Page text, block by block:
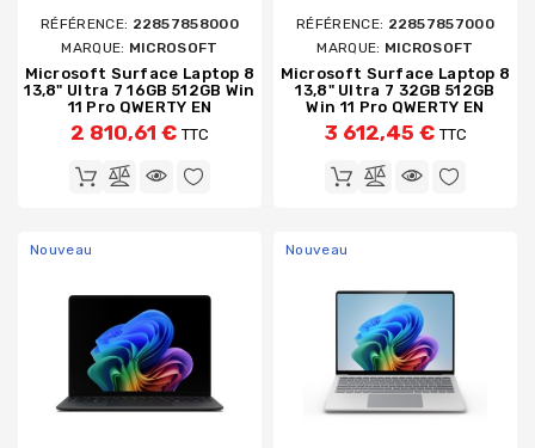
RÉFÉRENCE: 22857858000
MARQUE: MICROSOFT
Microsoft Surface Laptop 8
13,8" Ultra 7 16GB 512GB Win
11 Pro QWERTY EN
2 810,61 € TTC
RÉFÉRENCE: 22857857000
MARQUE: MICROSOFT
Microsoft Surface Laptop 8
13,8" Ultra 7 32GB 512GB
Win 11 Pro QWERTY EN
3 612,45 € TTC
Nouveau Nouveau